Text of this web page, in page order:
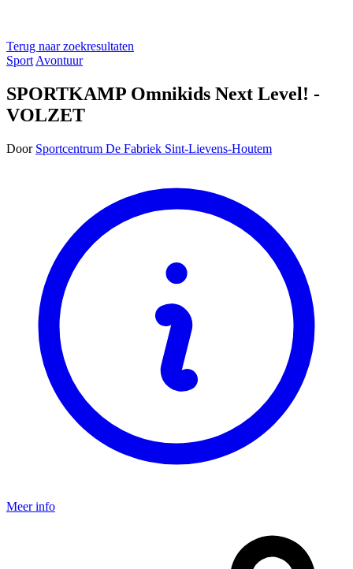
Terug naar zoekresultaten
Sport Avontuur
SPORTKAMP Omnikids Next Level! -
VOLZET
Door Sportcentrum De Fabriek Sint-Lievens-Houtem
Meer info